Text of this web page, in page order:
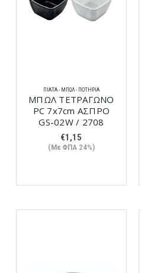
ΠΙΆΤΑ - ΜΠΩΛ - ΠΟΤΉΡΙΑ
ΜΠΩΛ ΤΕΤΡΑΓΩΝΟ
PC 7x7cm ΑΣΠΡΟ
GS-02W / 2708
€1,15
(Με ΦΠΑ 24%)